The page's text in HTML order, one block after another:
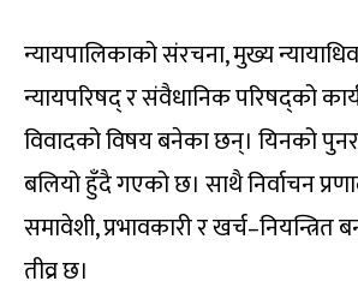
न्यायपालिकाको संरचना, मुख्य
न्यायपरिषद् र संवैधानिक परिषद्को
विवादको विषय बनेका छन्। यिनको
बलियो हुँदै गएको छ। साथै निर्वाचन
समावेशी, प्रभावकारी र
तीव्र छ।